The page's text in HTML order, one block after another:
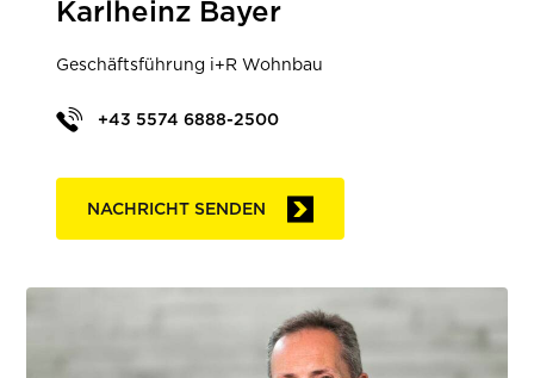
Karlheinz Bayer
Geschäftsführung i+R Wohnbau
+43 5574 6888-2500
NACHRICHT SENDEN